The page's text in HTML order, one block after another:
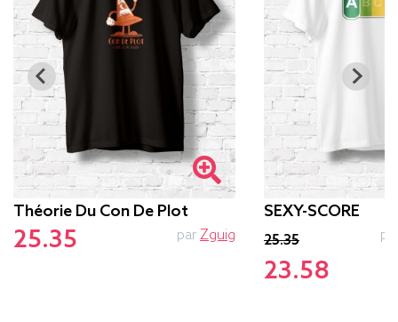
Théorie Du Con De Plot
25.35 par Zguig
SEXY-SCORE
25.35
23.58